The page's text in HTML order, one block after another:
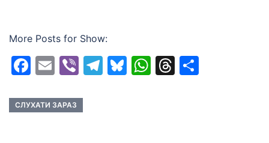
More Posts for Show:
Facebook
EmailViberTelegram
Bluesky
WhatsApp
Threads
СЛУХАТИ ЗАРАЗ